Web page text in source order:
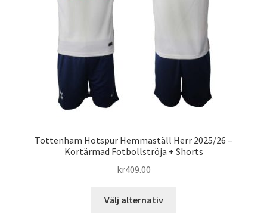
produktsidan
Tottenham Hotspur Hemmaställ Herr 2025/26 –
Kortärmad Fotbollströja + Shorts
kr409.00
Välj alternativ